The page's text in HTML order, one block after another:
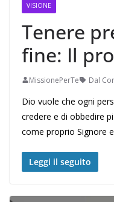
VISIONE
Tenere
fine: Il
MissionePerTe Dal
Dio vuole che ogni
credere e di obbedire
come proprio Signore
Leggi il seguito